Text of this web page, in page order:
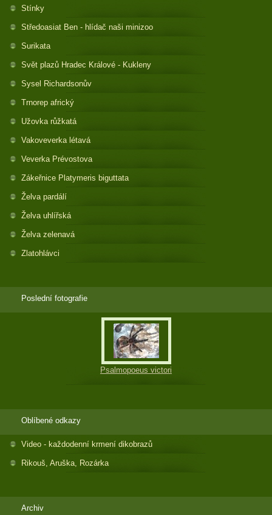
Stínky
Středoasiat Ben - hlídač naši minizoo
Surikata
Svět plazů Hradec Králové - Kukleny
Sysel Richardsonův
Trnorep africký
Užovka růžkatá
Vakoveverka létavá
Veverka Prévostova
Zákeřnice Platymeris biguttata
Želva pardálí
Želva uhlířská
Želva zelenavá
Zlatohlávci
Poslední fotografie
Psalmopoeus victori
Oblíbené odkazy
Video - každodenní krmení dikobrazů
Rikouš, Aruška, Rozárka
Archiv